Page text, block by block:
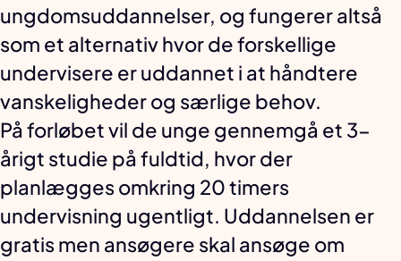
ungdomsuddannelser, og fungerer altså
som et alternativ hvor de forskellige
undervisere er uddannet i at håndtere
vanskeligheder og særlige behov.
På forløbet vil de unge gennemgå et 3-
årigt studie på fuldtid, hvor der
planlægges omkring 20 timers
undervisning ugentligt. Uddannelsen er
gratis men ansøgere skal ansøge om